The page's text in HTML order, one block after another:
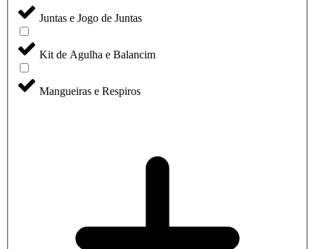
Juntas e Jogo de Juntas
Kit de Agulha e Balancim
Mangueiras e Respiros